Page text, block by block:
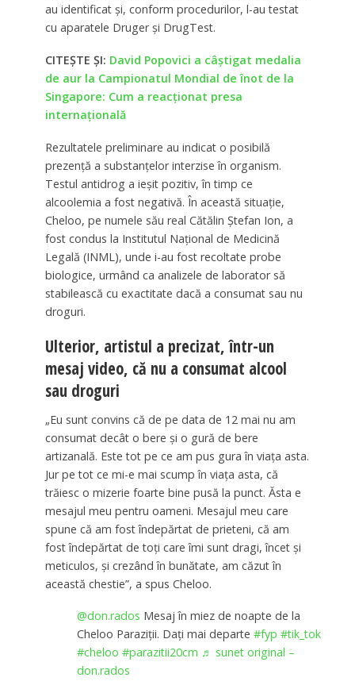
au identificat și, conform procedurilor, l-au testat
cu aparatele Druger și DrugTest.
CITEȘTE ȘI: David Popovici a câștigat medalia
de aur la Campionatul Mondial de înot de la
Singapore: Cum a reacționat presa
internațională
Rezultatele preliminare au indicat o posibilă
prezență a substanțelor interzise în organism.
Testul antidrog a ieșit pozitiv, în timp ce
alcoolemia a fost negativă. În această situație,
Cheloo, pe numele său real Cătălin Ștefan Ion, a
fost condus la Institutul Național de Medicină
Legală (INML), unde i-au fost recoltate probe
biologice, urmând ca analizele de laborator să
stabilească cu exactitate dacă a consumat sau nu
droguri.
Ulterior, artistul a precizat, într-un
mesaj video, că nu a consumat alcool
sau droguri
„Eu sunt convins că de pe data de 12 mai nu am
consumat decât o bere și o gură de bere
artizanală. Este tot pe ce am pus gura în viața asta.
Jur pe tot ce mi-e mai scump în viața asta, că
trăiesc o mizerie foarte bine pusă la punct. Ăsta e
mesajul meu pentru oameni. Mesajul meu care
spune că am fost îndepărtat de prieteni, că am
fost îndepărtat de toți care îmi sunt dragi, încet și
meticulos, și crezând în bunătate, am căzut în
această chestie”, a spus Cheloo.
@don.rados Mesaj în miez de noapte de la
Cheloo Paraziții. Dați mai departe #fyp #tik_tok
#cheloo #parazitii20cm ♬ sunet original –
don.rados